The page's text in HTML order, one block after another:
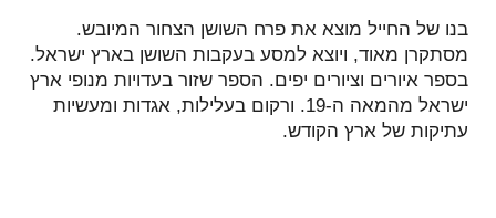
בנו של החייל מוצא את פרח השושן הצחור המיובש.
מסתקרן מאוד, ויוצא למסע בעקבות השושן בארץ ישראל.
בספר איורים וציורים יפים. הספר שזור בעדויות מנופי ארץ
ישראל מהמאה ה-19. ורקום בעלילות, אגדות ומעשיות
עתיקות של ארץ הקודש.